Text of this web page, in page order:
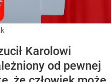
Karolowi
od pewnej